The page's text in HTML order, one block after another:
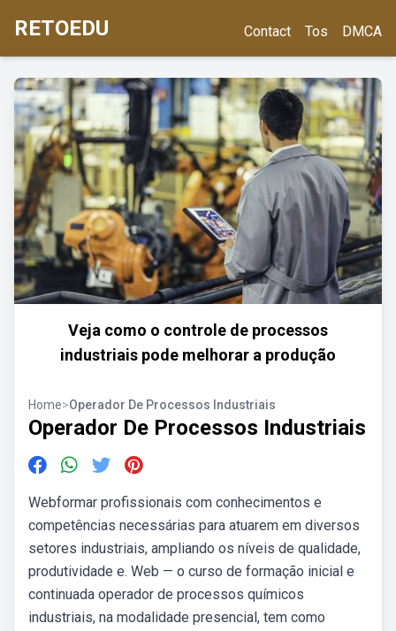
RETOEDU Contact Tos DMCA
Veja como o controle de processos
industriais pode melhorar a produção
Home>Operador De Processos Industriais
Operador De Processos Industriais
Webformar profissionais com conhecimentos e
competências necessárias para atuarem em diversos
setores industriais, ampliando os níveis de qualidade,
produtividade e. Web — o curso de formação inicial e
continuada operador de processos químicos
industriais, na modalidade presencial, tem como